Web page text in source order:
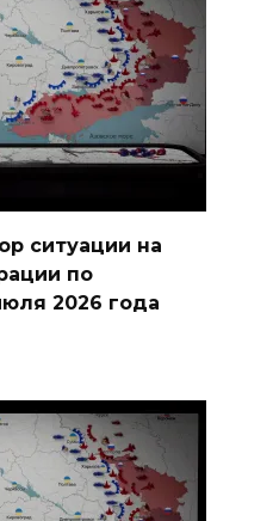
ситуации на
по
2026 года